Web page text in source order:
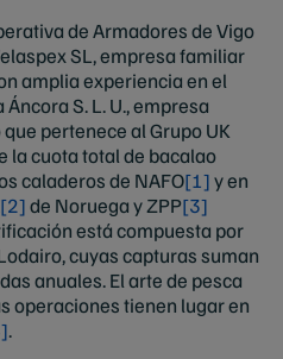
de Armadores de Vigo
SL, empresa familiar
amplia experiencia en el
S. L. U., empresa
pertenece al Grupo UK
la cuota total de bacalao
caladeros de NAFO[1]y en
[2]de Noruega y ZPP[3]
está compuesta por
cuyas capturas suman
anuales. El arte de pesca
operaciones tienen lugar en
.